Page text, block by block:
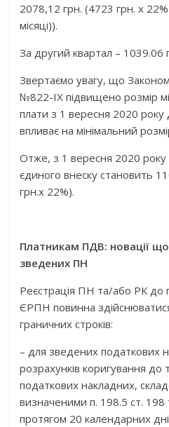
2078,12 грн. (4723 грн. х
місяці)).
За другий квартал – 1039.06
Звертаємо увагу, що
№822-ІХ підвищено розмір
плати з 1 вересня 2020
впливає на мінімальний
Отже, з 1 вересня 2020 року
єдиного внеску становить
грн.х 22%).
Платникам ПДВ: новації
зведених ПН
Реєстрація ПН та/або РК до
ЄРПН повинна
граничних строків:
– для зведених податкових
розрахунків коригування до
податкових накладних,
визначеними п. 198.5 ст.
протягом 20 календарних